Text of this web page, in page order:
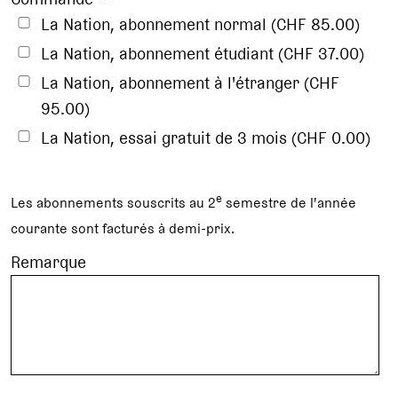
La Nation, abonnement normal (CHF 85.00)
La Nation, abonnement étudiant (CHF 37.00)
La Nation, abonnement à l'étranger (CHF
95.00)
La Nation, essai gratuit de 3 mois (CHF 0.00)
Les abonnements souscrits au 2e semestre de l'année
courante sont facturés à demi-prix.
Remarque